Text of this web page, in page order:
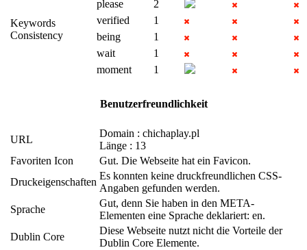
Keywords
Consistency
please
2
verified
1
being
1
wait
1
moment
1
Benutzerfreundlichkeit
URL
Domain : chichaplay.pl
Länge : 13
Favoriten Icon
Gut. Die Webseite hat ein Favicon.
Druckeigenschaften
Es konnten keine druckfreundlichen CSS-
Angaben gefunden werden.
Sprache
Gut, denn Sie haben in den META-
Elementen eine Sprache deklariert: en.
Dublin Core
Diese Webseite nutzt nicht die Vorteile der
Dublin Core Elemente.